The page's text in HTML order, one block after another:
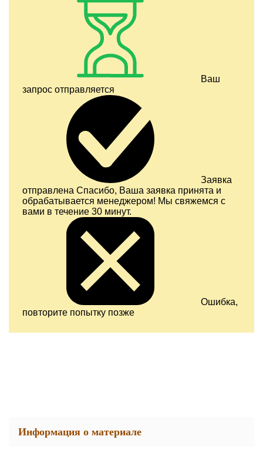
Ваш
запрос отправляется
Заявка
отправлена Спасибо, Ваша заявка принята и
обрабатывается менеджером! Мы свяжемся с
вами в течение 30 минут.
Ошибка,
повторите попытку позже
Информация о материале